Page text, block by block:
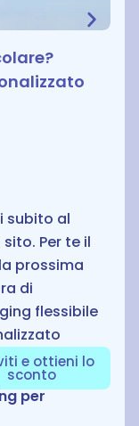
subito al
Per te il
prossima
di
flessibile
e ottieni lo
sconto
per